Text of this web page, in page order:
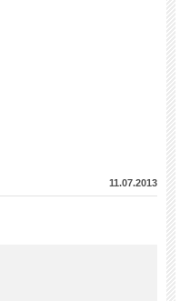
11.07.2013